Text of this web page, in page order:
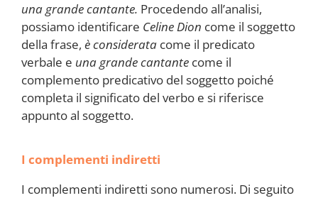
una grande cantante. Procedendo all’analisi,
possiamo identificare Celine Dion come il soggetto
della frase, è considerata come il predicato
verbale e una grande cantante come il
complemento predicativo del soggetto poiché
completa il significato del verbo e si riferisce
appunto al soggetto.
I complementi indiretti
I complementi indiretti sono numerosi. Di seguito